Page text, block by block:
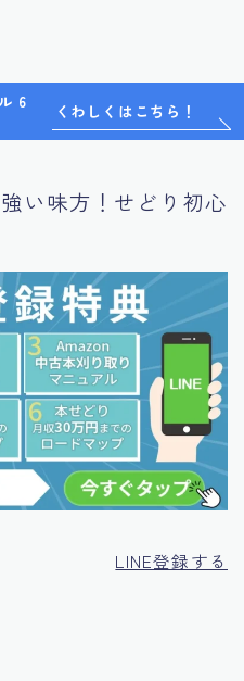
6
くわしくはこちら！
い味方！せどり初心
LINE登録する